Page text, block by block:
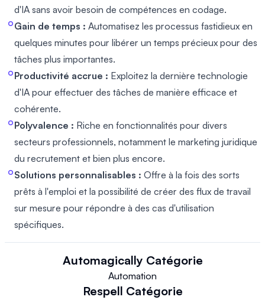
d'IA sans avoir besoin de compétences en codage.
Gain de temps : Automatisez les processus fastidieux en
quelques minutes pour libérer un temps précieux pour des
tâches plus importantes.
Productivité accrue : Exploitez la dernière technologie
d'IA pour effectuer des tâches de manière efficace et
cohérente.
Polyvalence : Riche en fonctionnalités pour divers
secteurs professionnels, notamment le marketing juridique
du recrutement et bien plus encore.
Solutions personnalisables : Offre à la fois des sorts
prêts à l'emploi et la possibilité de créer des flux de travail
sur mesure pour répondre à des cas d'utilisation
spécifiques.
Automagically Catégorie
Automation
Respell Catégorie